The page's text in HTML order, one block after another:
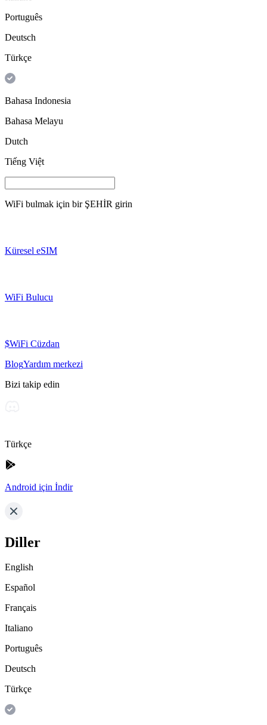
Português
Deutsch
Türkçe
Bahasa Indonesia
Bahasa Melayu
Dutch
Tiếng Việt
WiFi bulmak için bir ŞEHİR girin
Küresel eSIM
WiFi Bulucu
$WiFi Cüzdan
BlogYardım merkezi
Bizi takip edin
Türkçe
Android için İndir
Diller
English
Español
Français
Italiano
Português
Deutsch
Türkçe